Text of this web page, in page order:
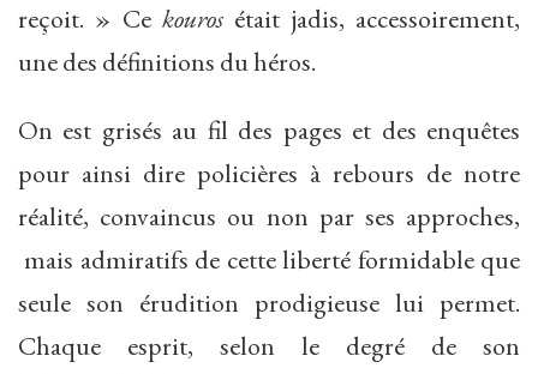
reçoit. » Ce kouros était jadis, accessoirement,
une des définitions du héros.
On est grisés au fil des pages et des enquêtes
pour ainsi dire policières à rebours de notre
réalité, convaincus ou non par ses approches,
mais admiratifs de cette liberté formidable que
seule son érudition prodigieuse lui permet.
Chaque esprit, selon le degré de son